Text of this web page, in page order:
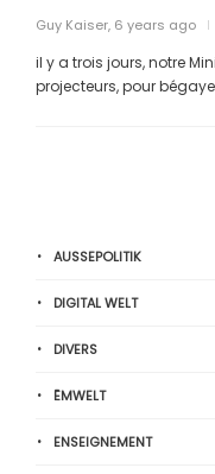
Guy Kaiser, 6 years ago
il y a trois jours, notre
projecteurs, pour
AUSSEPOLITIK
DIGITAL WELT
DIVERS
ËMWELT
ENSEIGNEMENT